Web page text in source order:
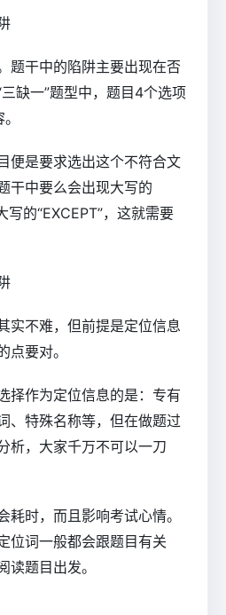
题干中的陷阱主要出现在否
缺一”题型中，题目4个选项
便是要求选出这个不符合文
干中要么会出现大写的
写的“EXCEPT”，这就需要
实不难，但前提是定位信息
点要对。
择作为定位信息的是：专有
、特殊名称等，但在做题过
析，大家千万不可以一刀
耗时，而且影响考试心情。
位词一般都会跟题目有关
读题目出发。